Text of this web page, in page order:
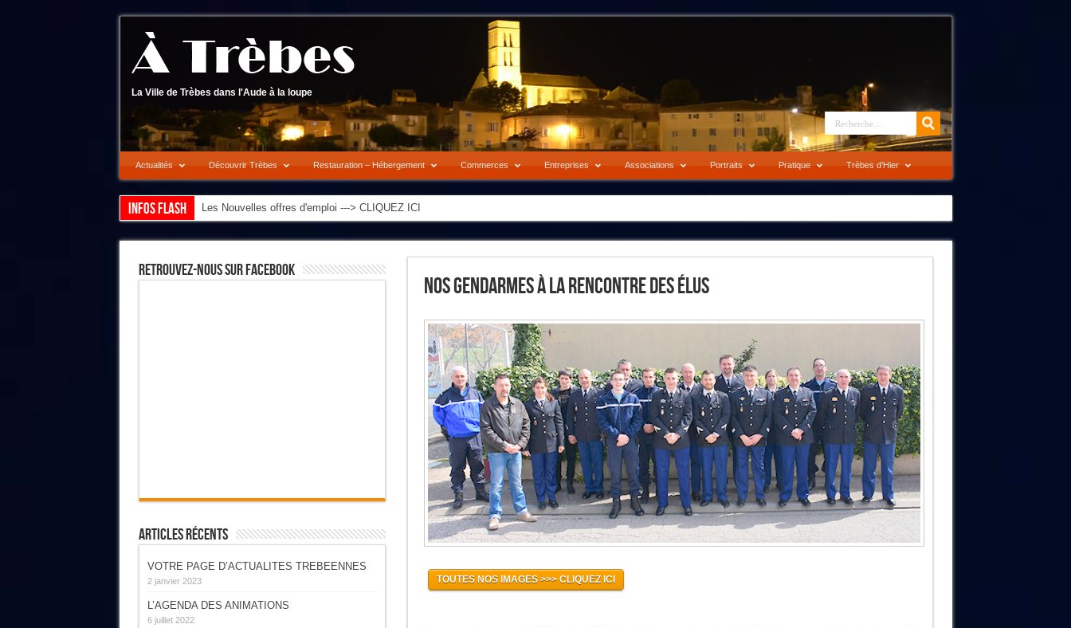
La Ville de Trèbes dans l'Aude à la loupe
Actualités Découvrir Trèbes Restauration – Hébergement Commerces Entreprises Associations Portraits Pratique Trèbes d’Hier
Infos flash Les Nouvelles offres d'emploi ---> CLIQUEZ ICI
Nos Gendarmes À La Rencontre Des Élus
TOUTES NOS IMAGES >>> CLIQUEZ ICI
Retrouvez-Nous Sur Facebook
Articles Récents
VOTRE PAGE D’ACTUALITES TREBEENNES
2 janvier 2023
L’AGENDA DES ANIMATIONS
6 juillet 2022